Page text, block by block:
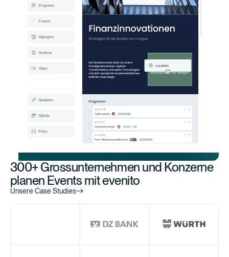
300+ Grossunternehmen und Konzerne
planen Events mit evenito
Unsere Case Studies